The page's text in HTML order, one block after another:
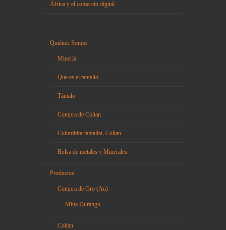
África y el comercio digital
Quiénes Somos
Minería
Que es el tantalio
Tántalo
Compra de Coltan
Columbita-tantalita, Coltan
Bolsa de metales y Minerales
Productos
Compra de Oro (Au)
Mina Durango
Coltan